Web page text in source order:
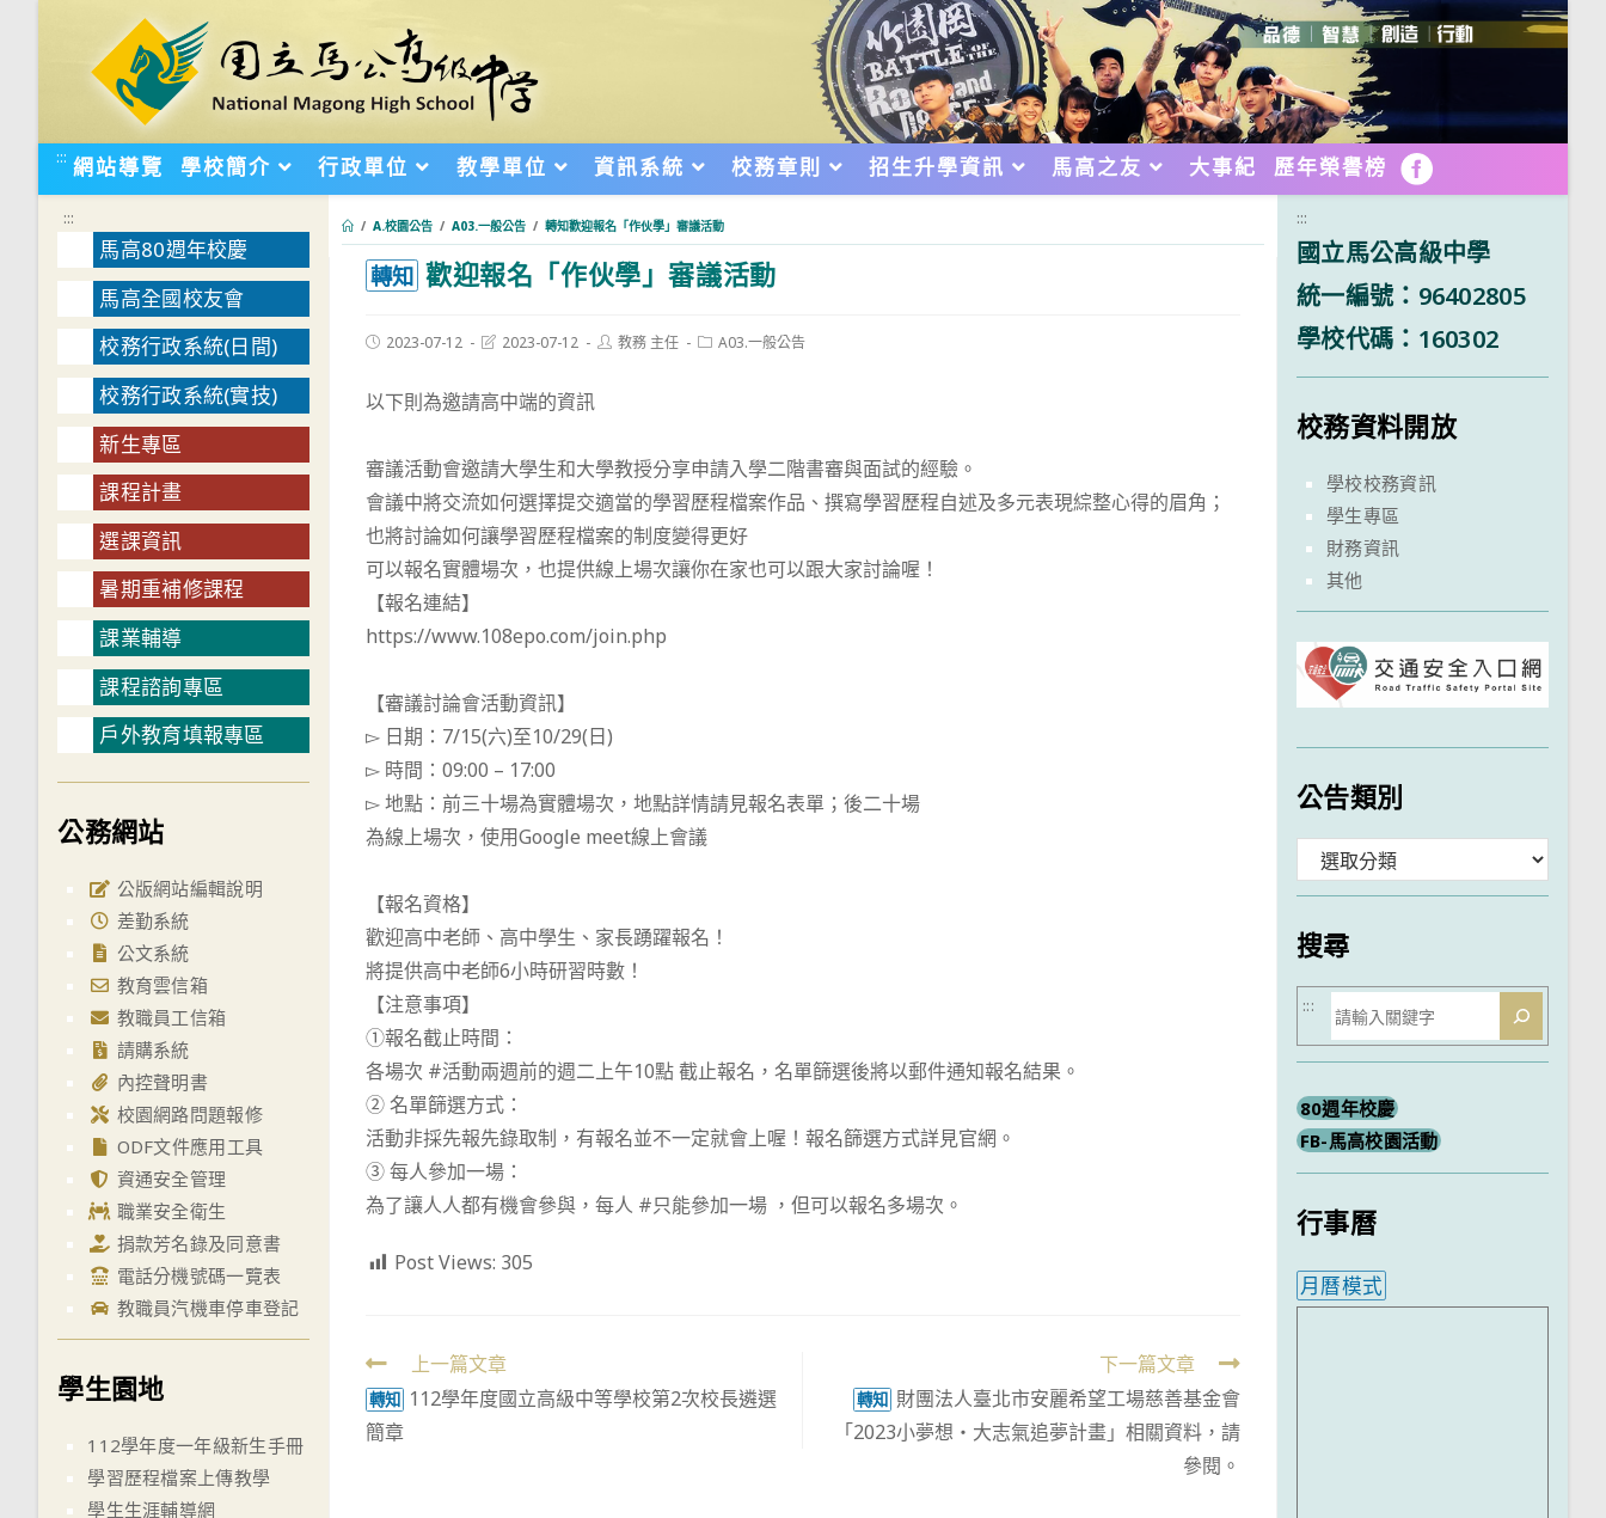
::: 網站導覽 學校簡介 行政單位 教學單位 資訊系統 校務章則 招生升學資訊 馬高之友 大事紀 歷年榮譽榜 FB
/ A.校園公告 / A03.一般公告 / 轉知歡迎報名「作伙學」審議活動
轉知 歡迎報名「作伙學」審議活動
Post2023-07-12
Post2023-07-12
Post教務 主任
PostA03.一般公告
以下則為邀請高中端的資訊
審議活動會邀請大學生和大學教授分享申請入學二階書審與面試的經驗。
會議中將交流如何選擇提交適當的學習歷程檔案作品、撰寫學習歷程自述及多元表現綜整心得的眉角；
也將討論如何讓學習歷程檔案的制度變得更好
可以報名實體場次，也提供線上場次讓你在家也可以跟大家討論喔！
【報名連結】
https://www.108epo.com/join.php
【審議討論會活動資訊】
▻ 日期：7/15(六)至10/29(日)
▻ 時間：09:00 – 17:00
▻ 地點：前三十場為實體場次，地點詳情請見報名表單；後二十場
為線上場次，使用Google meet線上會議
【報名資格】
歡迎高中老師、高中學生、家長踴躍報名！
將提供高中老師6小時研習時數！
【注意事項】
①報名截止時間：
各場次 #活動兩週前的週二上午10點 截止報名，名單篩選後將以郵件通知報名結果。
② 名單篩選方式：
活動非採先報先錄取制，有報名並不一定就會上喔！報名篩選方式詳見官網。
③ 每人參加一場：
為了讓人人都有機會參與，每人 #只能參加一場 ，但可以報名多場次。
Post Views: 305
Read
more
articles
上一篇文章
轉知 112學年度國立高級中等學校第2次校長遴選
簡章
下一篇文章
轉知 財團法人臺北市安麗希望工場慈善基金會
「2023小夢想‧大志氣追夢計畫」相關資料，請
參閱。
:::
馬高80週年校慶
馬高全國校友會
校務行政系統(日間)
校務行政系統(實技)
新生專區
課程計畫
選課資訊
暑期重補修課程
課業輔導
課程諮詢專區
戶外教育填報專區
公務網站
公版網站編輯說明
差勤系統
公文系統
教育雲信箱
教職員工信箱
請購系統
內控聲明書
校園網路問題報修
ODF文件應用工具
資通安全管理
職業安全衛生
捐款芳名錄及同意書
電話分機號碼一覽表
教職員汽機車停車登記
學生園地
112學年度一年級新生手冊
學習歷程檔案上傳教學
學生生涯輔導網
:::
國立馬公高級中學
統一編號：96402805
學校代碼：160302
校務資料開放
學校校務資訊
學生專區
財務資訊
其他
公告類別
類
搜尋
搜
尋
:::
80週年校慶
FB-馬高校園活動
行事曆
月曆模式